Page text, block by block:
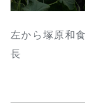
左から塚原和
長